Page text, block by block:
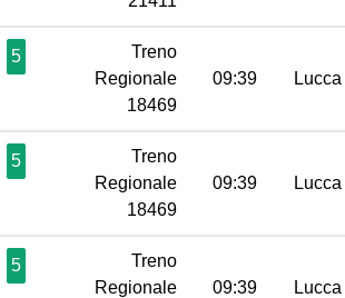
5
Treno
Regionale
18469
09:39 Lucca
5
Treno
Regionale
18469
09:39 Lucca
5
Treno
Regionale
09:39 Lucca